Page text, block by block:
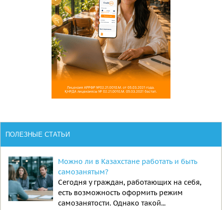
ПОЛЕЗНЫЕ СТАТЬИ
Можно ли в Казахстане работать и быть
самозанятым?
Сегодня у граждан, работающих на себя,
есть возможность оформить режим
самозанятости. Однако такой...